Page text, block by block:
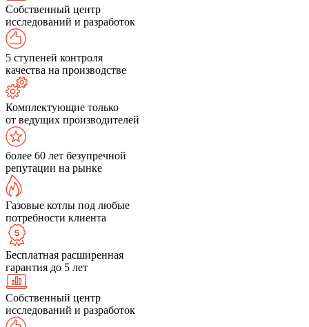
Собственный центр
исследований и разработок
5 ступеней контроля
качества на производстве
Комплектующие только
от ведущих производителей
более 60 лет безупречной
репутации на рынке
Газовые котлы под любые
потребности клиента
Бесплатная расширенная
гарантия до 5 лет
Собственный центр
исследований и разработок